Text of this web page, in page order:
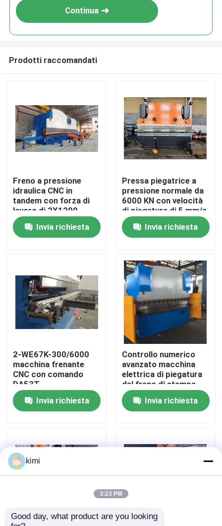
Casa.
Chi Siamo
Visita alla fabbrica
Controllo di qualità
Contattaci
Casi
freno della pressa idraulica di CNC
Continua
Prodotti raccomandati
Freno a pressione
idraulica CNC in
tandem con forza di
lavoro di 2X1200
tonnellate e lunghezza
del tavolo di 2X6250
mm per una lunga
Invia richiesta
Pressa piegatrice a
pressione normale da
6000 KN con velocità
di piegatura di 5 mm/s
e lunghezza della
piastra da 2200-7000
mm
Invia richiesta
2-WE67K-300/6000
macchina frenante
CNC con comando
DA53T
Invia richiesta
Controllo numerico
avanzato macchina
elettrica di piegatura
del freno di stampa
3260 mm x 1500 mm
Invia richiesta
kimi
3:23 PM
Good day, what product are you looking